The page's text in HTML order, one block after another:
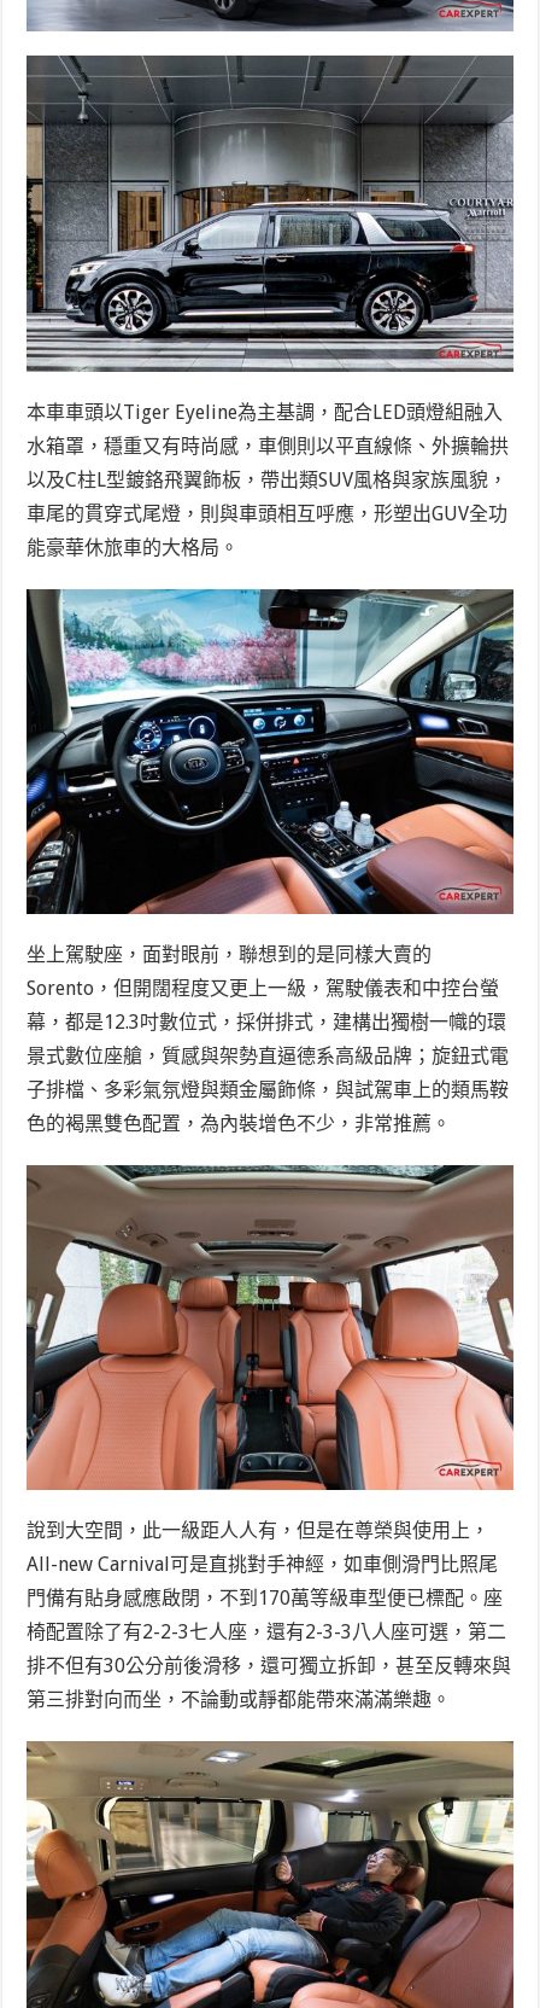
本車車頭以Tiger Eyeline為主基調，配合LED頭燈組融入
水箱罩，穩重又有時尚感，車側則以平直線條、外擴輪拱
以及C柱L型鍍鉻飛翼飾板，帶出類SUV風格與家族風貌，
車尾的貫穿式尾燈，則與車頭相互呼應，形塑出GUV全功
能豪華休旅車的大格局。
坐上駕駛座，面對眼前，聯想到的是同樣大賣的
Sorento，但開闊程度又更上一級，駕駛儀表和中控台螢
幕，都是12.3吋數位式，採併排式，建構出獨樹一幟的環
景式數位座艙，質感與架勢直逼德系高級品牌；旋鈕式電
子排檔、多彩氣氛燈與類金屬飾條，與試駕車上的類馬鞍
色的褐黑雙色配置，為內裝增色不少，非常推薦。
說到大空間，此一級距人人有，但是在尊榮與使用上，
All-new Carnival可是直挑對手神經，如車側滑門比照尾
門備有貼身感應啟閉，不到170萬等級車型便已標配。座
椅配置除了有2-2-3七人座，還有2-3-3八人座可選，第二
排不但有30公分前後滑移，還可獨立拆卸，甚至反轉來與
第三排對向而坐，不論動或靜都能帶來滿滿樂趣。